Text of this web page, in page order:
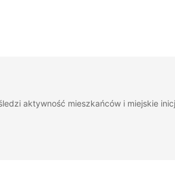
aktywność mieszkańców i miejskie